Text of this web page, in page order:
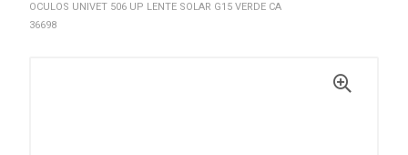
OCULOS UNIVET 506 UP LENTE SOLAR G15 VERDE CA
36698